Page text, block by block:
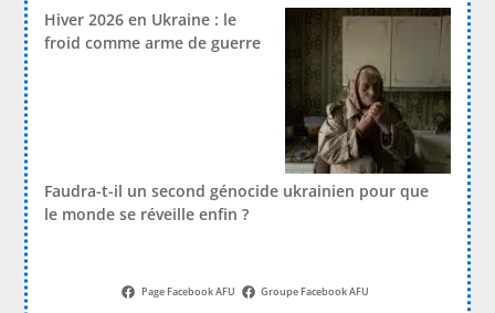
Hiver 2026 en Ukraine : le
froid comme arme de guerre
Faudra-t-il un second génocide ukrainien pour que
le monde se réveille enfin ?
Page Facebook AFU Groupe Facebook AFU